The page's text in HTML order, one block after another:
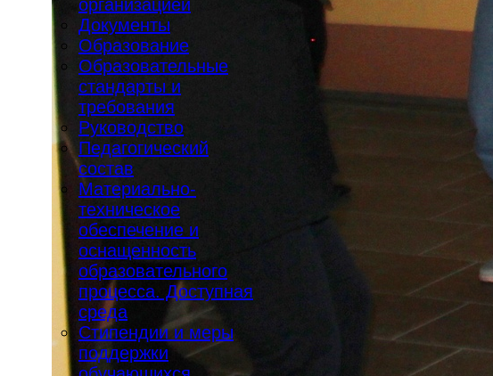
организацией
Документы
Образование
Образовательные
стандарты и
требования
Руководство
Педагогический
состав
Материально-
техническое
обеспечение и
оснащенность
образовательного
процесса. Доступная
среда
Стипендии и меры
поддержки